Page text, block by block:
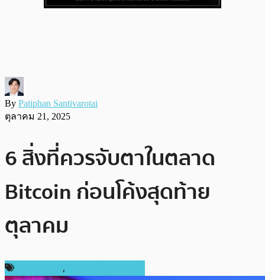
By Patiphan Santivarotai
ตุลาคม 21, 2025
6 สิ่งที่ควรจับตาในตลาด
Bitcoin ก่อนโค้งสุดท้าย
ตุลาคม
,